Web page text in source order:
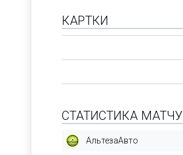
КАРТКИ
СТАТИСТИКА МАТЧУ
АльтезаАвто